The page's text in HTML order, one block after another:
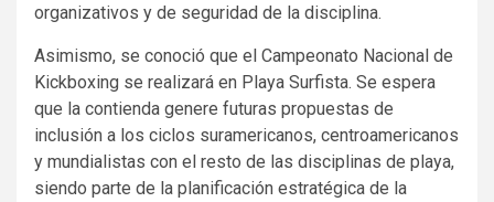
organizativos y de seguridad de la disciplina.
Asimismo, se conoció que el Campeonato Nacional de
Kickboxing se realizará en Playa Surfista. Se espera
que la contienda genere futuras propuestas de
inclusión a los ciclos suramericanos, centroamericanos
y mundialistas con el resto de las disciplinas de playa,
siendo parte de la planificación estratégica de la